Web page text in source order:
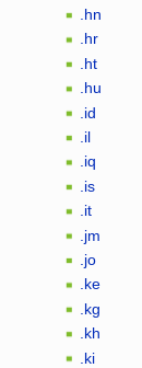
.hn
.hr
.ht
.hu
.id
.il
.iq
.is
.it
.jm
.jo
.ke
.kg
.kh
.ki